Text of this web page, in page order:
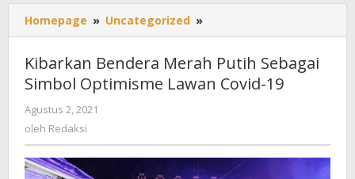
Homepage » Uncategorized »
Bendera
Putih
Sebagai
19
Kibarkan Bendera Merah Putih Sebagai
Simbol Optimisme Lawan Covid-19
Agustus 2, 2021
oleh Redaksi